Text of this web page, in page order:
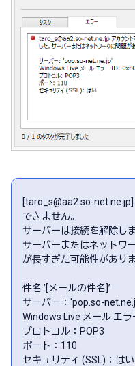
[taro_s@aa2.so-
できません。
サーバーは接続を解除し
サーバーまたはネットワ
が長すぎた可能性がありま
件名 ’[メールの件名]’
サーバー：'pop.so-
Windows Live メール エラ
プロトコル：POP3
ポート：110
セキュリティ (SSL)：はい